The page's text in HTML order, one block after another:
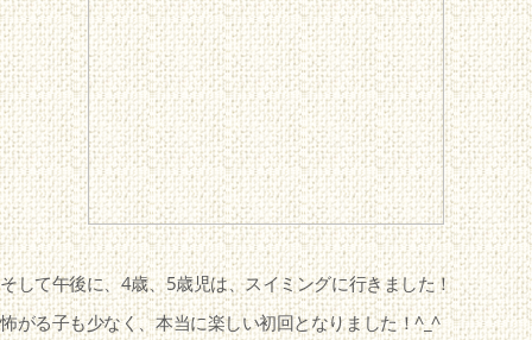
そして午後に、4歳、5歳児は、スイミングに行きました！
怖がる子も少なく、本当に楽しい初回となりました！^_^